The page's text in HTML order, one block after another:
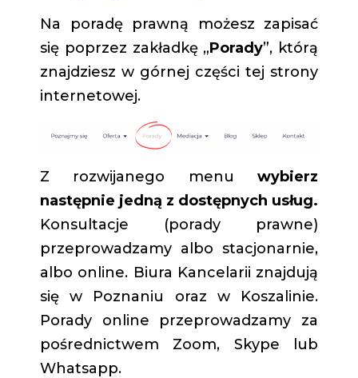
Na poradę prawną możesz zapisać
się poprzez zakładkę „Porady”, którą
znajdziesz w górnej części tej strony
internetowej.
Z rozwijanego menu wybierz
następnie jedną z dostępnych usług.
Konsultacje (porady prawne)
przeprowadzamy albo stacjonarnie,
albo online. Biura Kancelarii znajdują
się w Poznaniu oraz w Koszalinie.
Porady online przeprowadzamy za
pośrednictwem Zoom, Skype lub
Whatsapp.